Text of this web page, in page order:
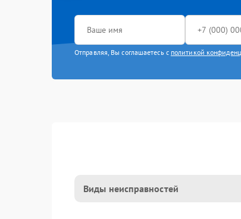
Отправляя, Вы соглашаетесь с политикой
Виды неисправностей